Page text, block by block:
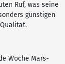
Ruf, was seine
günstigen
Woche Mars-